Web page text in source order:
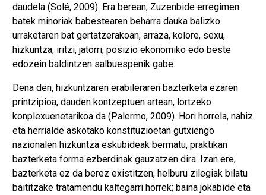
daudela (Solé, 2009). Era berean, Zuzenbide erregimen
batek minoriak babestearen beharra dauka balizko
urraketaren bat gertatzerakoan, arraza, kolore, sexu,
hizkuntza, iritzi, jatorri, posizio ekonomiko edo beste
edozein baldintzen salbuespenik gabe.
Dena den, hizkuntzaren erabileraren bazterketa ezaren
printzipioa, dauden kontzeptuen artean, lortzeko
konplexuenetarikoa da (Palermo, 2009). Hori horrela, nahiz
eta herrialde askotako konstituzioetan gutxiengo
nazionalen hizkuntza eskubideak bermatu, praktikan
bazterketa forma ezberdinak gauzatzen dira. Izan ere,
bazterketa ez da berez existitzen, helburu zilegiak bilatu
baititzake tratamendu kaltegarri horrek; baina jokabide eta